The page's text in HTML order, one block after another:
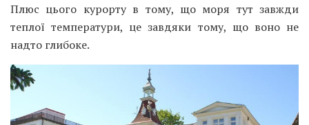
Плюс цього курорту в тому, що моря тут завжди
теплої температури, це завдяки тому, що воно не
надто глибоке.